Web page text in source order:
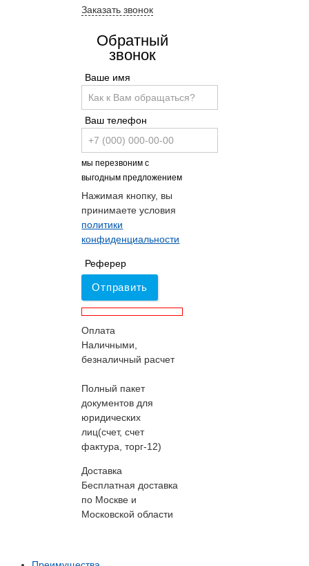
Заказать звонок
Обратный
звонок
Ваше имя
Ваш телефон
мы перезвоним с
выгодным предложением
Нажимая кнопку, вы
принимаете условия
политики
конфиденциальности
Реферер
Отправить
Оплата
Наличными,
безналичный расчет
Полный пакет
документов для
юридических
лиц(счет, счет
фактура, торг-12)
Доставка
Бесплатная доставка
по Москве и
Московской области